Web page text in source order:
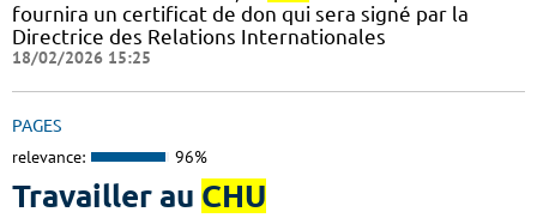
fournira un certificat de don qui sera signé par la
Directrice des Relations Internationales
18/02/2026 15:25
PAGES
relevance: 96%
Travailler au CHU